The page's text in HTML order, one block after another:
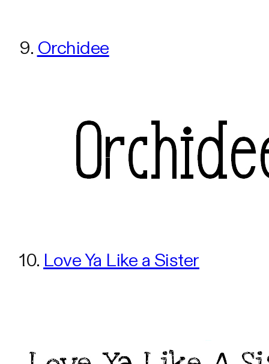
9. Orchidee
10. Love Ya Like a Sister